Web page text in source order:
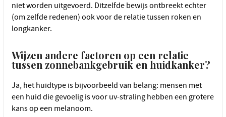
niet worden uitgevoerd. Ditzelfde bewijs ontbreekt echter
(om zelfde redenen) ook voor de relatie tussen roken en
longkanker.
Wijzen andere factoren op een relatie
tussen zonnebankgebruik en huidkanker?
Ja, het huidtype is bijvoorbeeld van belang: mensen met
een huid die gevoelig is voor uv-straling hebben een grotere
kans op een melanoom.